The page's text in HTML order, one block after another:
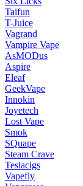
Taifun
T-Juice
Vagrand
Vampire Vape
AsMODus
Aspire
Eleaf
GeekVape
Innokin
Joyetech
Lost Vape
Smok
SQuape
Steam Crave
Teslacigs
Vapefly